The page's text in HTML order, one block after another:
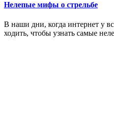
Нелепые мифы о стрельбе
В наши дни, когда интернет у
ходить, чтобы узнать самые